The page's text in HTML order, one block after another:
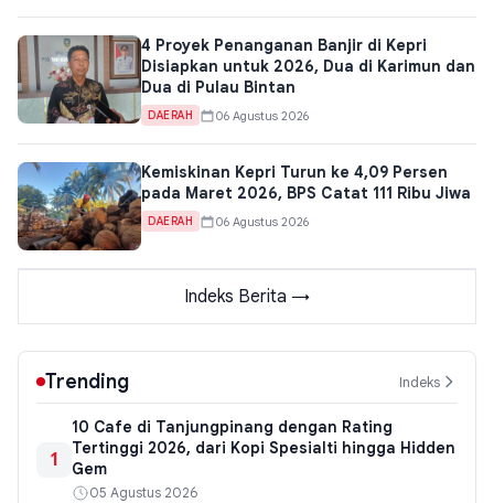
4 Proyek Penanganan Banjir di Kepri
Disiapkan untuk 2026, Dua di Karimun dan
Dua di Pulau Bintan
DAERAH 06 Agustus 2026
Kemiskinan Kepri Turun ke 4,09 Persen
pada Maret 2026, BPS Catat 111 Ribu Jiwa
DAERAH 06 Agustus 2026
Indeks Berita →
Trending Indeks
1
10 Cafe di Tanjungpinang dengan Rating
Tertinggi 2026, dari Kopi Spesialti hingga Hidden
Gem
05 Agustus 2026